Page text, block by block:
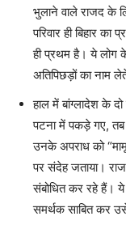
भुलाने वाले राजद के
परिवार ही बिहार का
ही प्रथम है। ये लोग
अतिपिछड़ों का नाम
हाल में बांग्लादेश के
पटना में पकड़े गए,
उनके अपराध को
पर संदेह जताया।
संबोधित कर रहे हैं।
समर्थक साबित कर